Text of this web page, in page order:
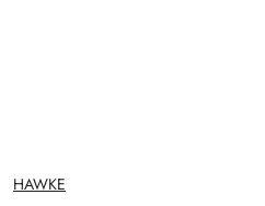
NAZWA
PRODUCENTA:
HAWKE